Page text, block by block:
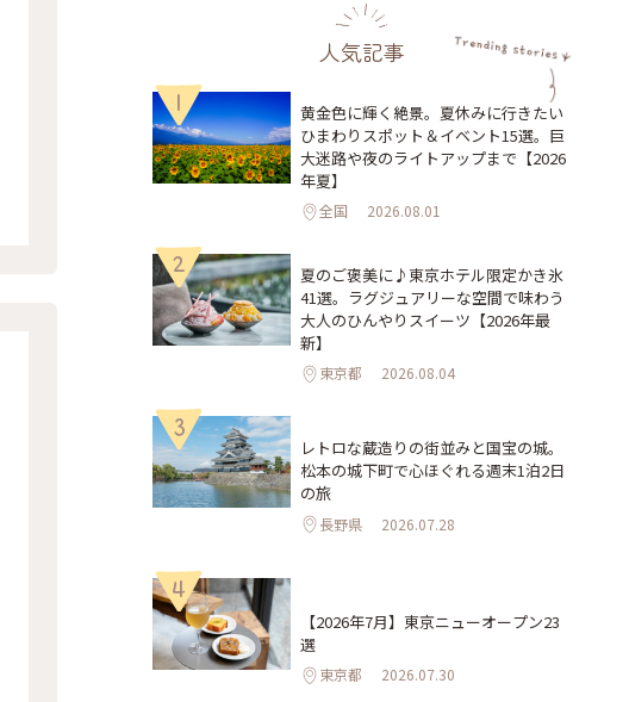
人気記事
1
黄金色に輝く絶景。夏休みに行きたい
ひまわりスポット＆イベント15選。巨
大迷路や夜のライトアップまで【2026
年夏】
全国 2026.08.01
2
夏のご褒美に♪東京ホテル限定かき氷
41選。ラグジュアリーな空間で味わう
大人のひんやりスイーツ【2026年最
新】
東京都 2026.08.04
3
レトロな蔵造りの街並みと国宝の城。
松本の城下町で心ほぐれる週末1泊2日
の旅
長野県 2026.07.28
4
【2026年7月】東京ニューオープン23
選
東京都 2026.07.30